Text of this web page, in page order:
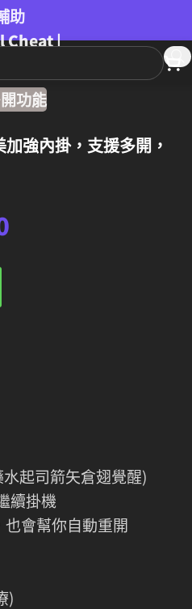
強內掛，支援多開，
起司箭矢倉翅覺醒)
續掛機
也會幫你自動重開
)